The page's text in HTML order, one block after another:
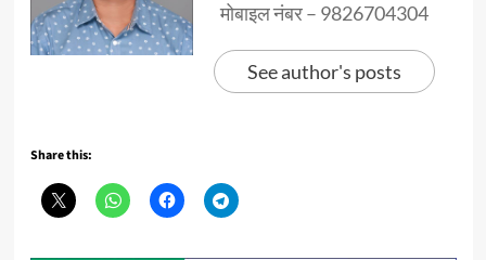
मोबाइल नंबर – 9826704304
See author's posts
Share this: